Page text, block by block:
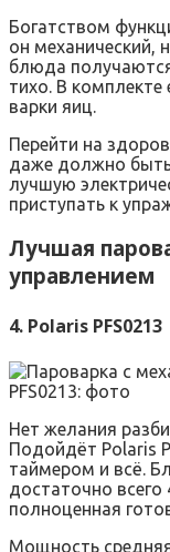
Богатством
он механический,
блюда
тихо. В
варки яиц.
Перейти на
даже должно
лучшую
приступать к
Лучшая
управлением
4. Polaris PFS0213
Нет желания
Подойдёт Polaris
таймером и всё.
достаточно всего
полноценная
Мощность